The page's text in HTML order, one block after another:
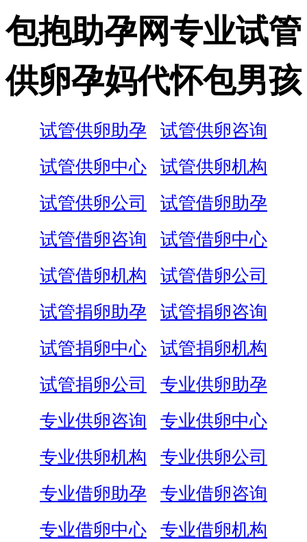
包抱助孕网专业试管
供卵孕妈代怀包男孩
试管供卵助孕
试管供卵咨询
试管供卵中心
试管供卵机构
试管供卵公司
试管借卵助孕
试管借卵咨询
试管借卵中心
试管借卵机构
试管借卵公司
试管捐卵助孕
试管捐卵咨询
试管捐卵中心
试管捐卵机构
试管捐卵公司
专业供卵助孕
专业供卵咨询
专业供卵中心
专业供卵机构
专业供卵公司
专业借卵助孕
专业借卵咨询
专业借卵中心
专业借卵机构